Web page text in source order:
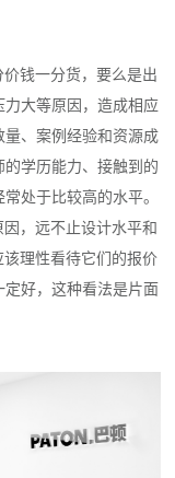
钱一分货，要么是出
大等原因，造成相应
、案例经验和资源成
学历能力、接触到的
处于比较高的水平。
，远不止设计水平和
理性看待它们的报价
好，这种看法是片面